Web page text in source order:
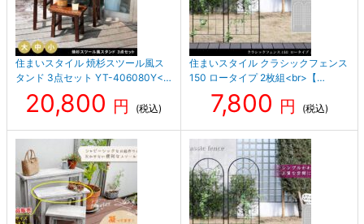
住まいスタイル 焼杉スツール風ス
タンド 3点セット YT-406080Y<…
20,800 円 (税込)
住まいスタイル クラシックフェンス
150 ロータイプ 2枚組<br>【…
7,800 円 (税込)